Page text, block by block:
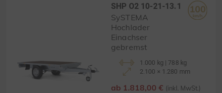
SHP O2 10-21-13.1
SySTEMA
Hochlader
Einachser
gebremst
1.000 kg | 788 kg
2.100 × 1.280 mm
ab 1.818,00 € (inkl. MwSt.)